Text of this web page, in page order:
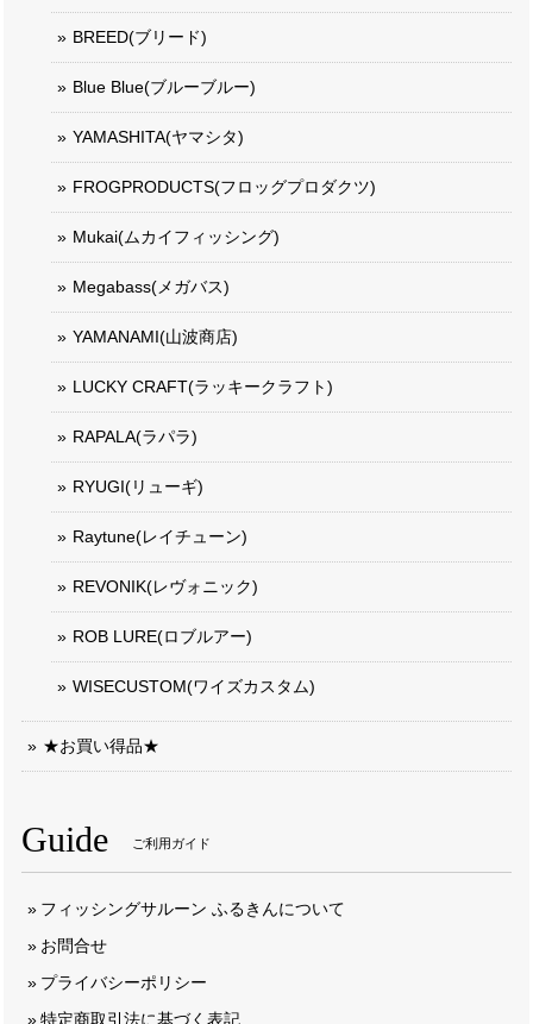
BREED(ブリード)
Blue Blue(ブルーブルー)
YAMASHITA(ヤマシタ)
FROGPRODUCTS(フロッグプロダクツ)
Mukai(ムカイフィッシング)
Megabass(メガバス)
YAMANAMI(山波商店)
LUCKY CRAFT(ラッキークラフト)
RAPALA(ラパラ)
RYUGI(リューギ)
Raytune(レイチューン)
REVONIK(レヴォニック)
ROB LURE(ロブルアー)
WISECUSTOM(ワイズカスタム)
★お買い得品★
Guide ご利用ガイド
フィッシングサルーン ふるきんについて
お問合せ
プライバシーポリシー
特定商取引法に基づく表記